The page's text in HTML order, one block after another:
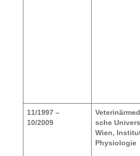
11/1997 –
10/2009
sche
Wien,
Physiologie